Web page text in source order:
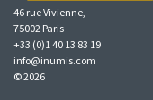
46 rue Vivienne,
75002 Paris
+33 (0)1 40 13 83 19
info@inumis.com
© 2026